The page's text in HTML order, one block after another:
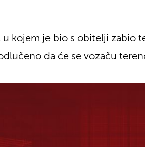
kojem je bio s obitelji zabio
da će se vozaču